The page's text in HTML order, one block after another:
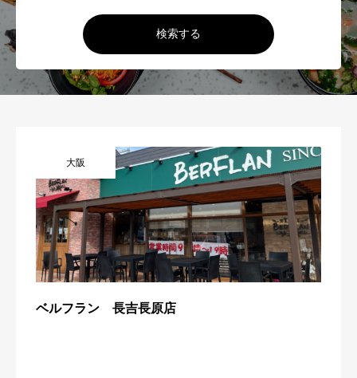
検索する
大阪
ベルフラン 長吉長原店